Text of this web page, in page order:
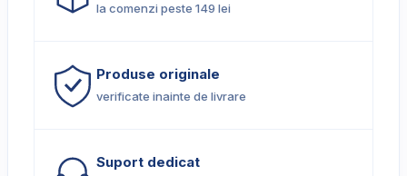
la comenzi peste 149 lei
Produse originale
verificate inainte de livrare
Suport dedicat